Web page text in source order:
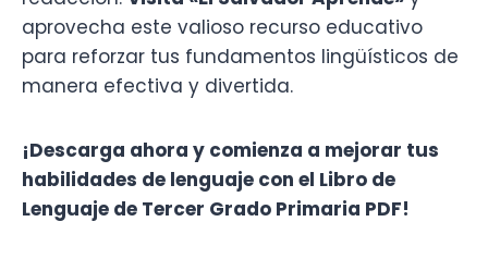
aprovecha este valioso recurso educativo
para reforzar tus fundamentos lingüísticos de
manera efectiva y divertida.
¡Descarga ahora y comienza a mejorar tus
habilidades de lenguaje con el Libro de
Lenguaje de Tercer Grado Primaria PDF!